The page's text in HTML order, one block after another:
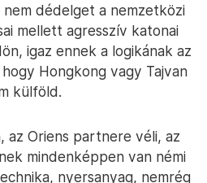
dédelget a nemzetközi
mellett agresszív katonai
igaz ennek a logikának az
Hongkong vagy Tajvan
külföld.
az Oriens partnere véli, az
mindenképpen van némi
nyersanyag, nemrég